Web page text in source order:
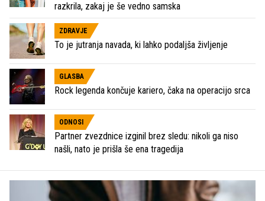
razkrila, zakaj je še vedno samska
ZDRAVJE
To je jutranja navada, ki lahko podaljša življenje
GLASBA
Rock legenda končuje kariero, čaka na operacijo srca
ODNOSI
Partner zvezdnice izginil brez sledu: nikoli ga niso
našli, nato je prišla še ena tragedija